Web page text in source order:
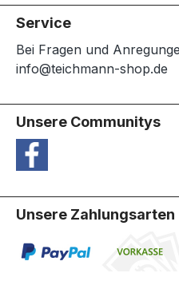
Service
Bei Fragen und
info@teichmann-shop.de
Unsere Communitys
Unsere Zahlungsarten